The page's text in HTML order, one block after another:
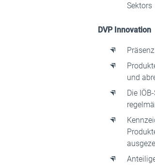
Sektors
DVP Innovation
und
Die